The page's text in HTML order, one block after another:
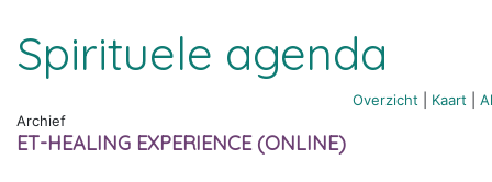
Spirituele agenda
Overzicht Kaart
Archief
ET-HEALING EXPERIENCE (ONLINE)